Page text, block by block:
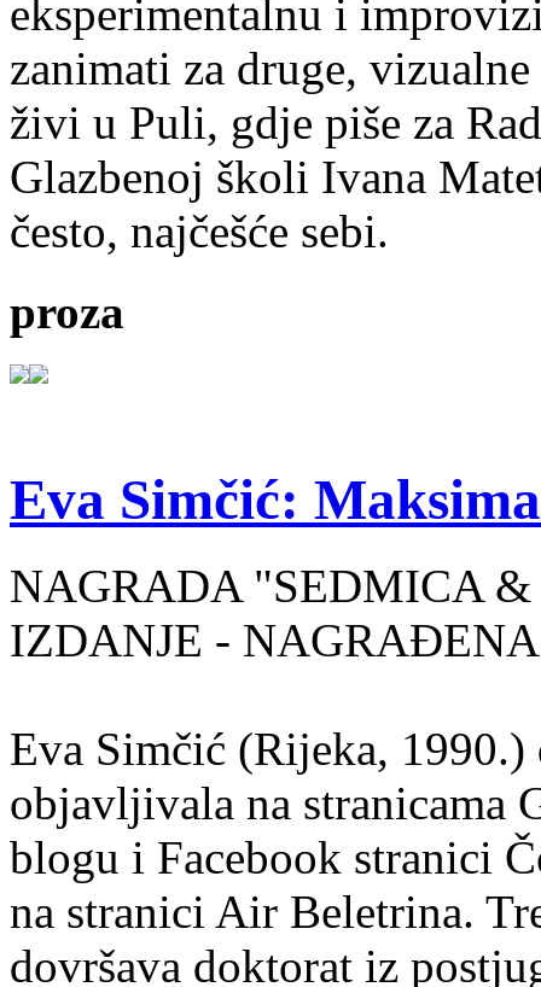
eksperimentalnu i
zanimati za druge,
živi u Puli, gdje piše za
Glazbenoj školi Ivana
često, najčešće sebi.
proza
Eva Simčić:
NAGRADA "SEDMICA
IZDANJE -
Eva Simčić (Rijeka, 1990.)
objavljivala na stranicama
blogu i Facebook stranici
na stranici Air Beletrina.
dovršava doktorat iz